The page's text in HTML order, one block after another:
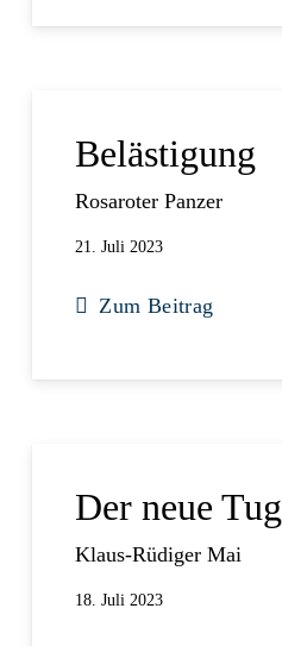
Belästigung
Rosaroter Panzer
21. Juli 2023
Zum Beitrag
Der neue
Klaus-Rüdiger Mai
18. Juli 2023